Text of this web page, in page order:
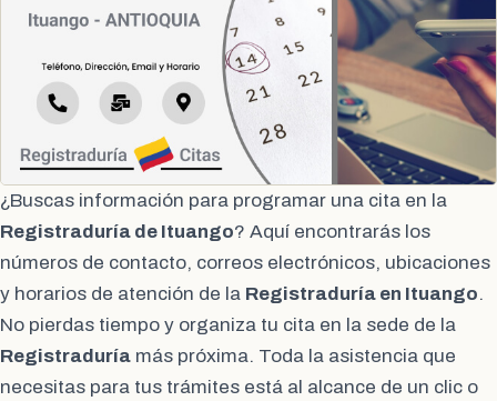
¿Buscas información para programar una cita en la
Registraduría de Ituango? Aquí encontrarás los
números de contacto, correos electrónicos, ubicaciones
y horarios de atención de la Registraduría en Ituango.
No pierdas tiempo y organiza tu cita en la sede de la
Registraduría más próxima. Toda la asistencia que
necesitas para tus trámites está al alcance de un clic o